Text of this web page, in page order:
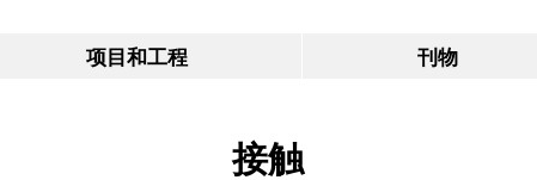
项目和工程 刊物
接触